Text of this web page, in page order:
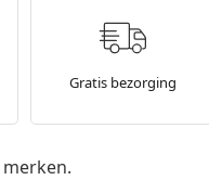
Gratis bezorging